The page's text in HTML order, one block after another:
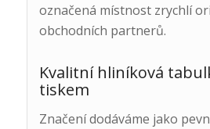
označená místnost zrychlí
obchodních partnerů.
Kvalitní hliníková
tiskem
Značení dodáváme jako